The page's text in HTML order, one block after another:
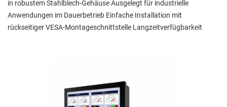
in robustem Stahlblech-Gehäuse Ausgelegt für industrielle
Anwendungen im Dauerbetrieb Einfache Installation mit
rückseitiger VESA-Montageschnittstelle Langzeitverfügbarkeit